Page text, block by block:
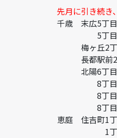
先月に引き続き
千歳 末広5
5丁目
梅ヶ丘2
長都駅前
北陽6丁
8丁目
8丁目
8丁目
恵庭 住吉町
1丁目